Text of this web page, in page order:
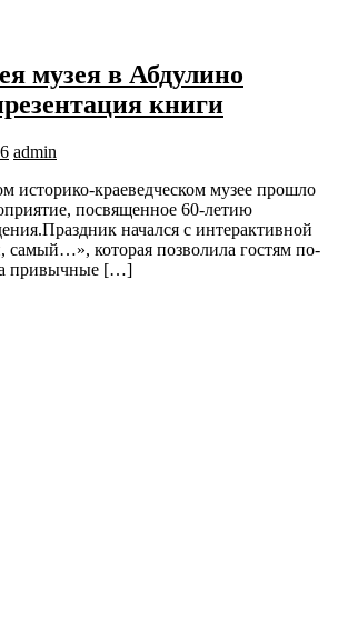
музея в Абдулино
книги
admin
историко-краеведческом музее прошло
посвященное 60-летию
начался с интерактивной
которая позволила гостям по-
привычные […]